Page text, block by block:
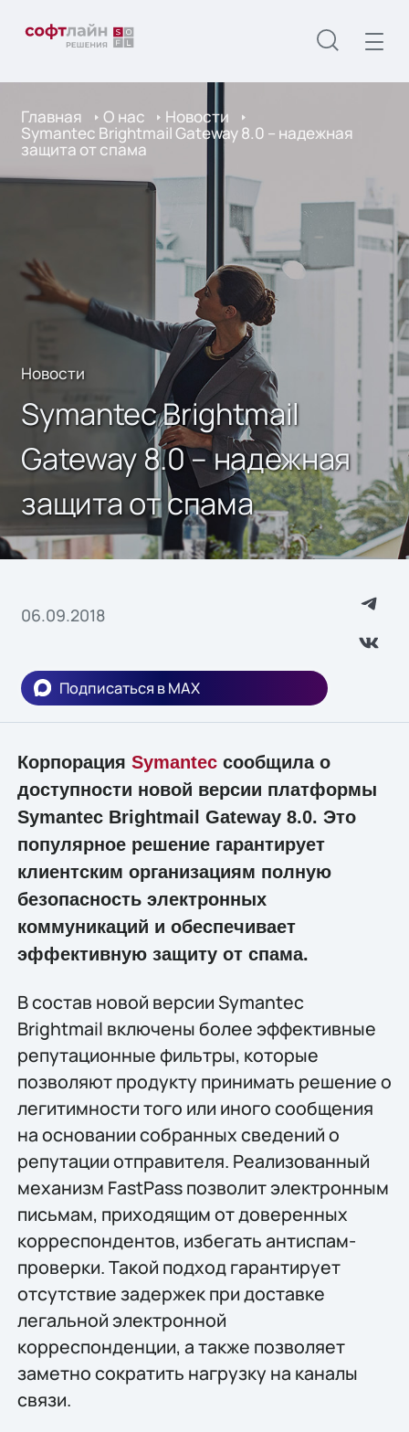
Главная О нас Новости
Symantec Brightmail Gateway 8.0 – надежная
защита от спама
Новости
Symantec Brightmail
Gateway 8.0 – надежная
защита от спама
06.09.2018
Подписаться в MAX
Корпорация Symantecсообщила о
доступности новой версии платформы
Symantec Brightmail Gateway 8.0. Это
популярное решение гарантирует
клиентским организациям полную
безопасность электронных
коммуникаций и обеспечивает
эффективную защиту от спама.
В состав новой версии Symantec
Brightmail включены более эффективные
репутационные фильтры, которые
позволяют продукту принимать решение о
легитимности того или иного сообщения
на основании собранных сведений о
репутации отправителя. Реализованный
механизм FastPass позволит электронным
письмам, приходящим от доверенных
корреспондентов, избегать антиспам-
проверки. Такой подход гарантирует
отсутствие задержек при доставке
легальной электронной
корреспонденции, а также позволяет
заметно сократить нагрузку на каналы
связи.